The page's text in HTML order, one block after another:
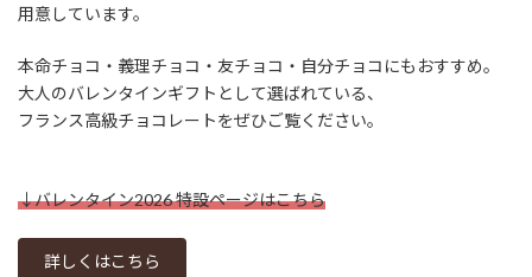
用意しています。
本命チョコ・義理チョコ・友チョコ・自分チョコにもおすすめ。
大人のバレンタインギフトとして選ばれている、
フランス高級チョコレートをぜひご覧ください。
↓バレンタイン2026 特設ページはこちら
詳しくはこちら